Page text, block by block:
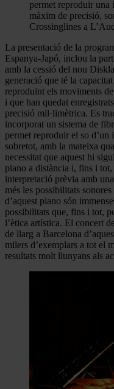
permet reproduir una
màxim de precisió,
Crossinglines a
La presentació de la
Espanya-Japó, inclou la
amb la cessió del nou
generació que té la
reproduint els moviments
i que han quedat
precisió mil·limètrica. Es
incorporat un sistema de
permet reproduir el so
sobretot, amb la mateixa
necessitat que aquest hi
piano a distància i, fins i
interpretació prèvia amb
més les possibilitats
d’aquest piano són
possibilitats que, fins i tot,
l’ètica artística. El concert
de llarg a Barcelona
milers d’exemplars a tot el
resultats molt llunyans als